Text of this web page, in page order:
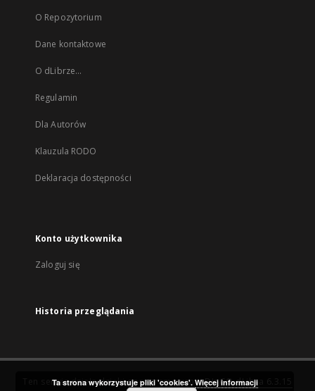
O Repozytorium
Dane kontaktowe
O dLibrze...
Regulamin
Dla Autorów
Klauzula RODO
Deklaracja dostępności
Konto użytkownika
Zaloguj się
Historia przeglądania
Ten serwis działa dzięki oprogramowaniuDInGO dLibra 6.3.15
Ta strona wykorzystuje pliki 'cookies'. Więcej informacji